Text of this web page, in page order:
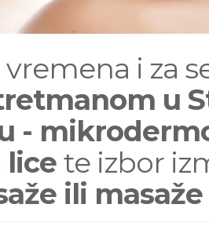
i za
u
-
lice te izbor
ili masaže